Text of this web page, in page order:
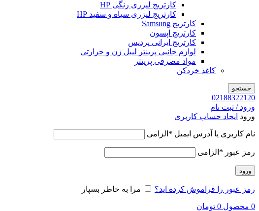
کارتریج لیزری رنگی HP
کارتریج لیزری سیاه و سفید HP
کارتریج Samsung
کارتریج اپسون
کارتریج ایرانی پردیس
لوازم جانبی پرینتر لیبل زن و حرارتی
مواد مصرفی پرینتر
کاغذ خردکن
جستجو
02188322120
ورود / ثبت نام
ورود ایجاد حساب کاربری
نام کاربری یا آدرس ایمیل * الزامی
رمز عبور * الزامی
ورود
رمز عبور را فراموش کرده اید؟ مرا به خاطر بسپار
0 محصول 0 تومان